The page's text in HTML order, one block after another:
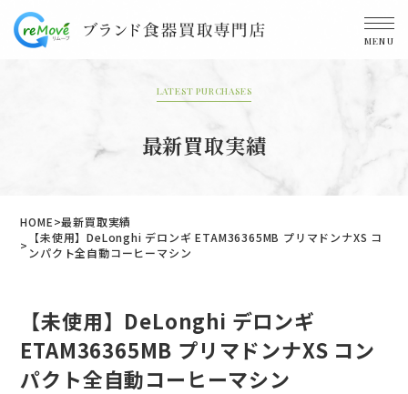
MENU
LATEST PURCHASES
最新買取実績
HOME
最新買取実績
【未使用】DeLonghi デロンギ ETAM36365MB プリマドンナXS コ
ンパクト全自動コーヒーマシン
【未使用】DeLonghi デロンギ
ETAM36365MB プリマドンナXS コン
パクト全自動コーヒーマシン